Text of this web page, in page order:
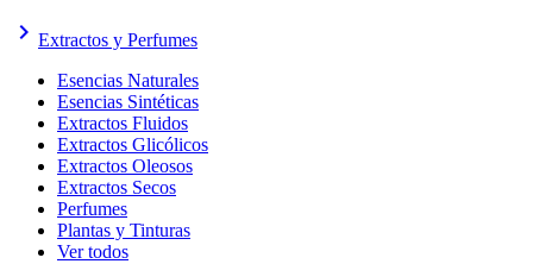
keyboard_arrow_right Extractos y Perfumes
Esencias Naturales
Esencias Sintéticas
Extractos Fluidos
Extractos Glicólicos
Extractos Oleosos
Extractos Secos
Perfumes
Plantas y Tinturas
Ver todos